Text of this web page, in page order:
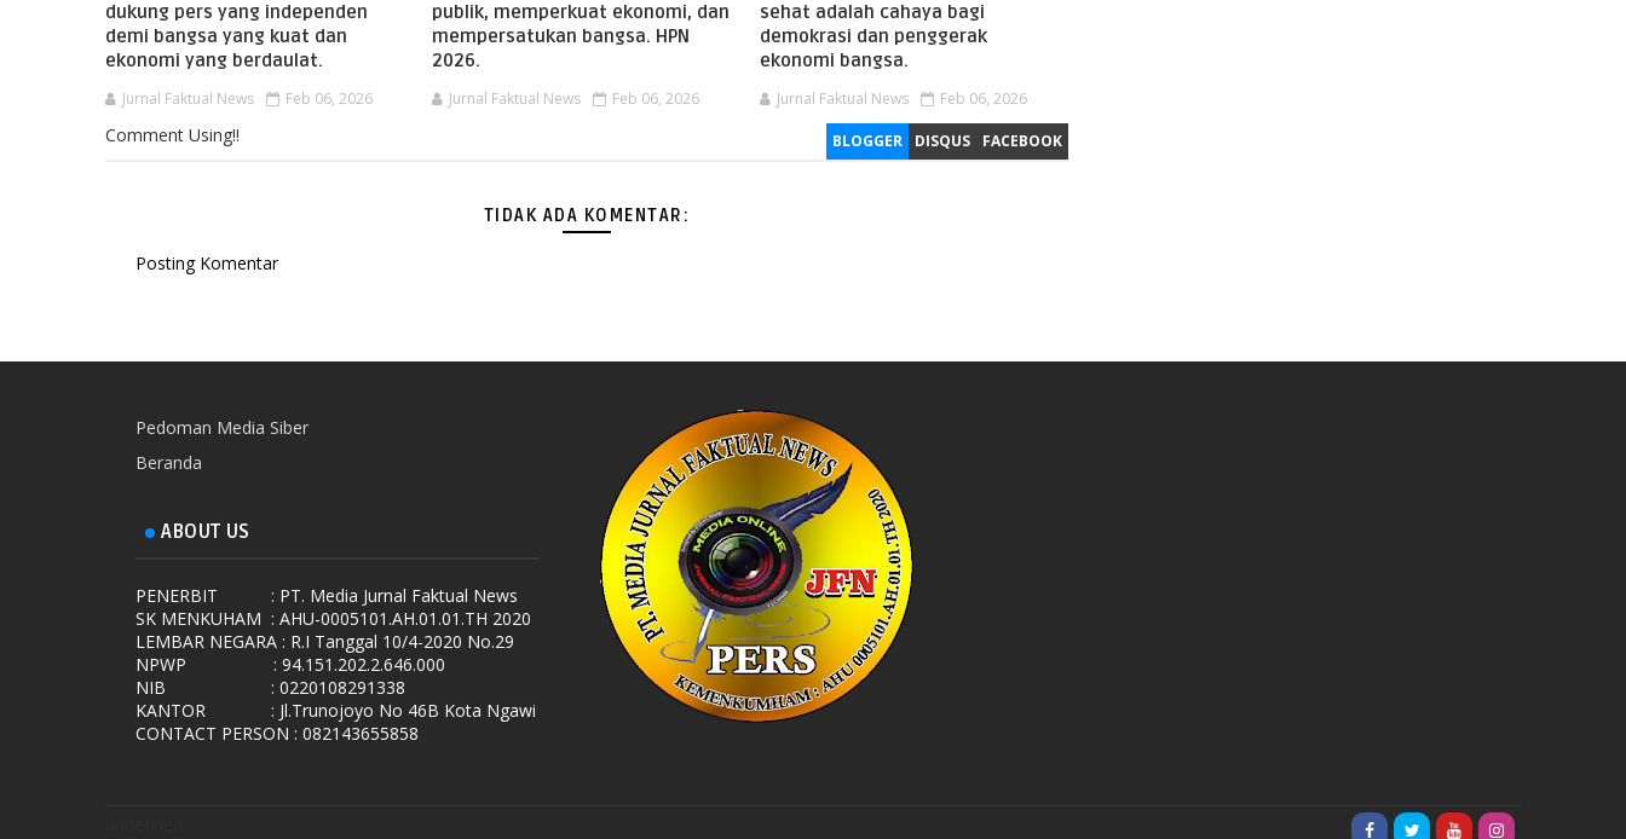
dukung pers yang independen
demi bangsa yang kuat dan
ekonomi yang berdaulat.
Jurnal Faktual News Feb 06, 2026
publik, memperkuat ekonomi, dan
mempersatukan bangsa. HPN
2026.
Jurnal Faktual News Feb 06, 2026
sehat adalah cahaya bagi
demokrasi dan penggerak
ekonomi bangsa.
Jurnal Faktual News Feb 06, 2026
BLOGGER DISQUS FACEBOOK
Comment Using!!
TIDAK ADA KOMENTAR:
Posting Komentar
Pedoman Media Siber
Beranda
ABOUT US
PENERBIT
: PT. Media Jurnal Faktual News
SK MENKUHAM : AHU-0005101.AH.01.01.TH 2020
LEMBAR NEGARA : R.I Tanggal 10/4-2020 No.29
NPWP
: 94.151.202.2.646.000
NIB
: 0220108291338
KANTOR
: Jl.Trunojoyo No 46B Kota Ngawi
CONTACT PERSON : 082143655858